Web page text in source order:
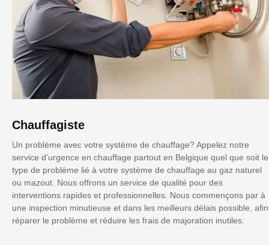
Chauffagiste
Un problème avec votre système de chauffage? Appelez notre
service d’urgence en chauffage partout en Belgique quel que soit le
type de problème lié à votre système de chauffage au gaz naturel
ou mazout. Nous offrons un service de qualité pour des
interventions rapides et professionnelles. Nous commençons par à
une inspection minutieuse et dans les meilleurs délais possible, afin
réparer le problème et réduire les frais de majoration inutiles.